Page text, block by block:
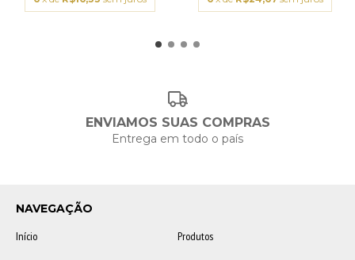
ENVIAMOS SUAS COMPRAS
Entrega em todo o país
NAVEGAÇÃO
Início
Produtos